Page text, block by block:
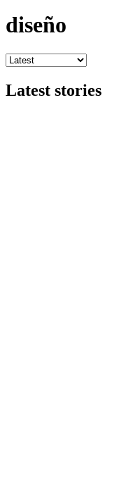
diseño
Latest stories